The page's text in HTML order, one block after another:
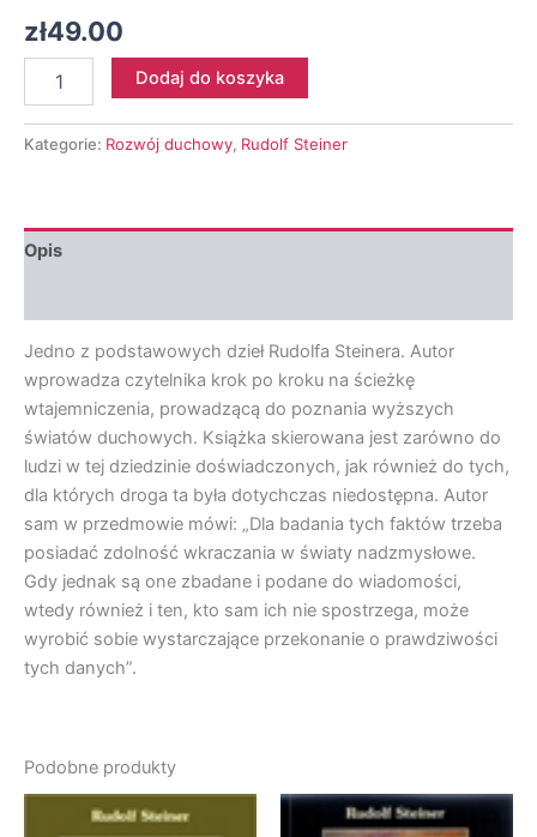
zł49.00
Rudolf
-
wyższych
światów
Dodaj do koszyka
Kategorie: Rozwój duchowy, Rudolf Steiner
Opis
Jedno z podstawowych dzieł Rudolfa Steinera. Autor
wprowadza czytelnika krok po kroku na ścieżkę
wtajemniczenia, prowadzącą do poznania wyższych
światów duchowych. Książka skierowana jest zarówno do
ludzi w tej dziedzinie doświadczonych, jak również do tych,
dla których droga ta była dotychczas niedostępna. Autor
sam w przedmowie mówi: „Dla badania tych faktów trzeba
posiadać zdolność wkraczania w światy nadzmysłowe.
Gdy jednak są one zbadane i podane do wiadomości,
wtedy również i ten, kto sam ich nie spostrzega, może
wyrobić sobie wystarczające przekonanie o prawdziwości
tych danych”.
Podobne produkty